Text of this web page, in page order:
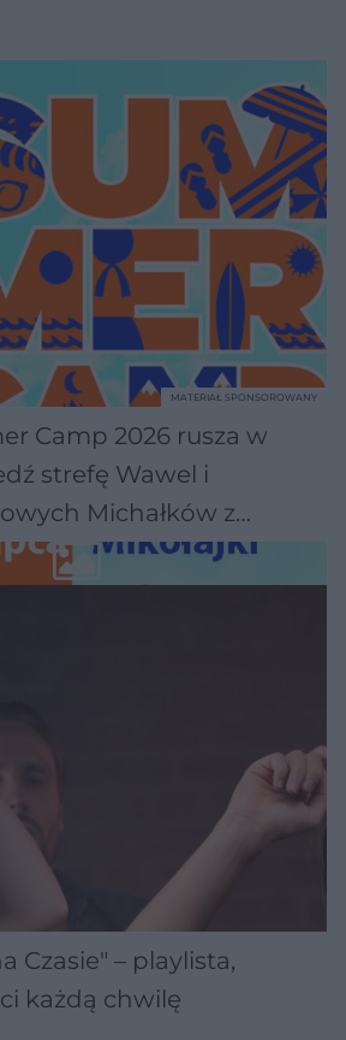
Camp 2026 rusza w
strefę Wawel i
Michałków z
MATERIAŁ SPONSOROWANY
Czasie" – playlista,
każdą chwilę